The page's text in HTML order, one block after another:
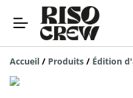
Accueil / Produits / Édition